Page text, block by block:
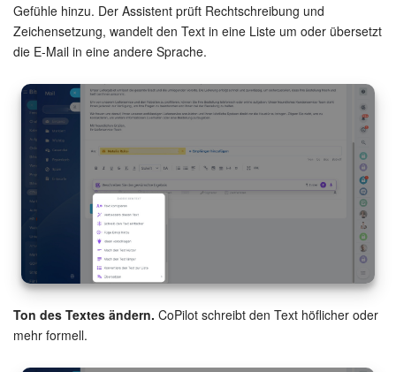
Gefühle hinzu. Der Assistent prüft Rechtschreibung und
Zeichensetzung, wandelt den Text in eine Liste um oder übersetzt
die E-Mail in eine andere Sprache.
Ton des Textes ändern. CoPilot schreibt den Text höflicher oder
mehr formell.